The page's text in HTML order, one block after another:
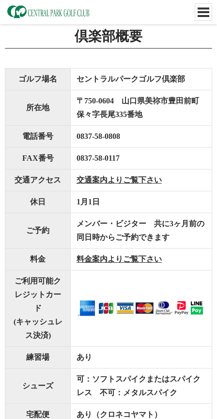
倶楽部概要
ゴルフ場名 セントラルパークゴルフ倶楽部
所在地
〒750-0604 山口県美祢市豊田前町
保々字長尾335番地
電話番号 0837-58-0808
FAX番号 0837-58-0117
交通アクセス 交通案内よりご覧下さい
休日 1月1日
ご予約
メンバー・ビジター 共に3ヶ月前の
同日時からご予約できます
料金 料金案内よりご覧下さい
ご利用可能ク
レジットカー
ド
(キャッシュレ
ス決済)
練習場 あり
シューズ
可：ソフトスパイクまたはスパイク
レス 不可：メタルスパイク
宅配便 あり（クロネコヤマト）